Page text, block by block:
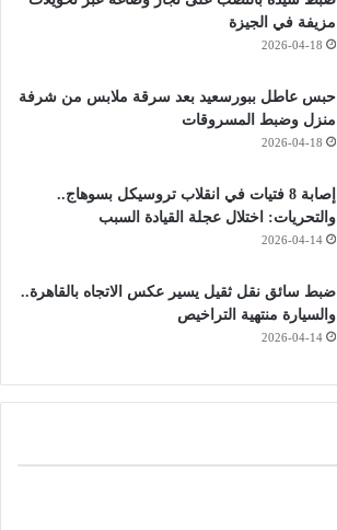
مزيفة في الجيزة
2026-04-18
حبس عاطل ببورسعيد بعد سرقة ملابس من شرفة
منزل وضبط المسروقات
2026-04-18
إصابة 8 فتيات في انقلاب تروسيكل بسوهاج..
والتحريات: اختلال عجلة القيادة السبب
2026-04-14
ضبط سائق نقل ثقيل يسير عكس الاتجاه بالقاهرة..
والسيارة منتهية التراخيص
2026-04-14